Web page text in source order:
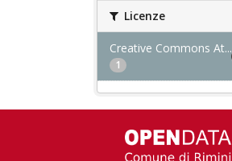
Licenze
Creative Commons At...
1